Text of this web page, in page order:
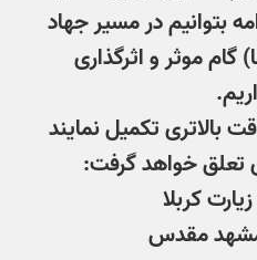
بتوانیم در مسیر جهاد
موثر و اثرگذاری
بالاتری تکمیل نمایند
تعلق خواهد گرفت:
کربلا
مقدس